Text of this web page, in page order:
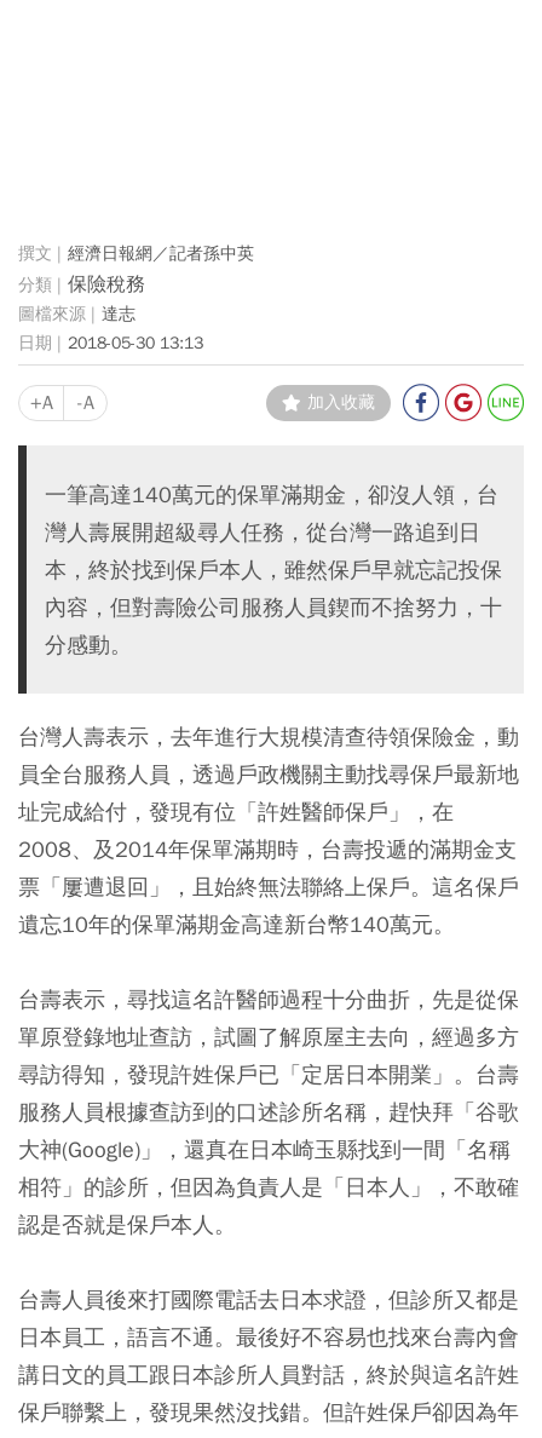
經濟日報網／記者孫中英
保險稅務
達志
2018-05-30 13:13
+A -A 加入收藏
一筆高達140萬元的保單滿期金，卻沒人領，台
灣人壽展開超級尋人任務，從台灣一路追到日
本，終於找到保戶本人，雖然保戶早就忘記投保
內容，但對壽險公司服務人員鍥而不捨努力，十
分感動。
台灣人壽表示，去年進行大規模清查待領保險金，動
員全台服務人員，透過戶政機關主動找尋保戶最新地
址完成給付，發現有位「許姓醫師保戶」，在
2008、及2014年保單滿期時，台壽投遞的滿期金支
票「屢遭退回」，且始終無法聯絡上保戶。這名保戶
遺忘10年的保單滿期金高達新台幣140萬元。
台壽表示，尋找這名許醫師過程十分曲折，先是從保
單原登錄地址查訪，試圖了解原屋主去向，經過多方
尋訪得知，發現許姓保戶已「定居日本開業」。台壽
服務人員根據查訪到的口述診所名稱，趕快拜「谷歌
大神(Google)」，還真在日本崎玉縣找到一間「名稱
相符」的診所，但因為負責人是「日本人」，不敢確
認是否就是保戶本人。
台壽人員後來打國際電話去日本求證，但診所又都是
日本員工，語言不通。最後好不容易也找來台壽內會
講日文的員工跟日本診所人員對話，終於與這名許姓
保戶聯繫上，發現果然沒找錯。但許姓保戶卻因為年